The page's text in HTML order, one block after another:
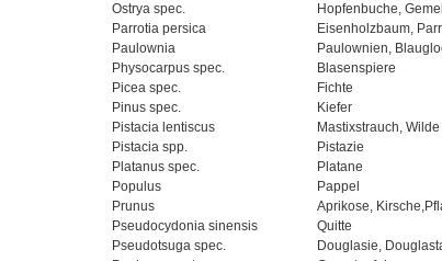
Ostrya spec.
Hopfenbuche,
Parrotia persica
Eisenholzbaum,
Paulownia
Paulownien,
Physocarpus spec.
Blasenspiere
Picea spec.
Fichte
Pinus spec.
Kiefer
Pistacia lentiscus
Mastixstrauch,
Pistacia spp.
Pistazie
Platanus spec.
Platane
Populus
Pappel
Prunus
Aprikose,
Pseudocydonia sinensis
Quitte
Pseudotsuga spec.
Douglasie,